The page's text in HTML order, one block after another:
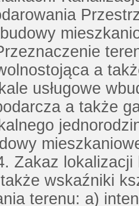
a
usługowe
a także
Zakaz
wskaźniki
terenu: a)